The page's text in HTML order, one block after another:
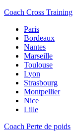
Coach Cross Training
Paris
Bordeaux
Nantes
Marseille
Toulouse
Lyon
Strasbourg
Montpellier
Nice
Lille
Coach Perte de poids